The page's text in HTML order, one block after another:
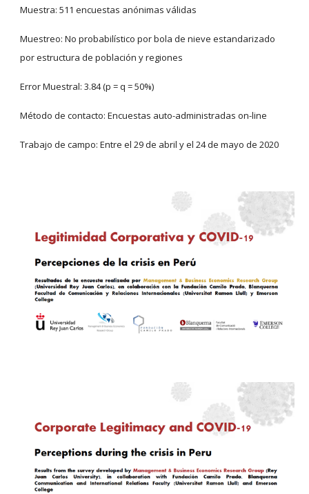
Muestra: 511 encuestas anónimas válidas
Muestreo: No probabilístico por bola de nieve estandarizado
por estructura de población y regiones
Error Muestral: 3.84 (p = q = 50%)
Método de contacto: Encuestas auto-administradas on-line
Trabajo de campo: Entre el 29 de abril y el 24 de mayo de 2020